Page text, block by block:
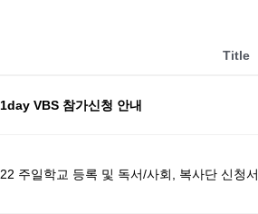
Title
VBS 참가신청 안내
주일학교 등록 및 독서/사회, 복사단 신청서